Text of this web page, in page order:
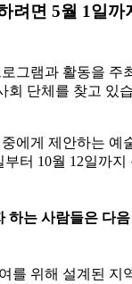
려면 5월 1일까
그램과 활동을 주
회 단체를 찾고 있
에게 제안하는 예
터 10월 12일까지
하는 사람들은 다음
를 위해 설계된 지